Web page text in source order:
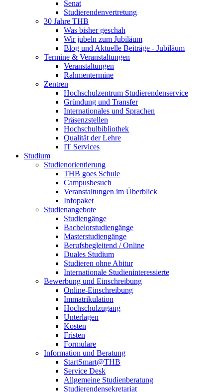
Senat
Studierendenvertretung
30 Jahre THB
Was bisher geschah
Wir jubeln zum Jubiläum
Blog und Aktuelle Beiträge - Jubiläum
Termine & Veranstaltungen
Veranstaltungen
Rahmentermine
Zentren
Hochschulzentrum Studierendenservice
Gründung und Transfer
Internationales und Sprachen
Präsenzstellen
Hochschulbibliothek
Qualität der Lehre
IT Services
Studium
Studienorientierung
THB goes Schule
Campusbesuch
Veranstaltungen im Überblick
Infopaket
Studienangebote
Studiengänge
Bachelorstudiengänge
Masterstudiengänge
Berufsbegleitend / Online
Duales Studium
Studieren ohne Abitur
Internationale Studieninteressierte
Bewerbung und Einschreibung
Online-Einschreibung
Immatrikulation
Hochschulzugang
Unterlagen
Kosten
Fristen
Formulare
Information und Beratung
StartSmart@THB
Service Desk
Allgemeine Studienberatung
Studierendensekretariat